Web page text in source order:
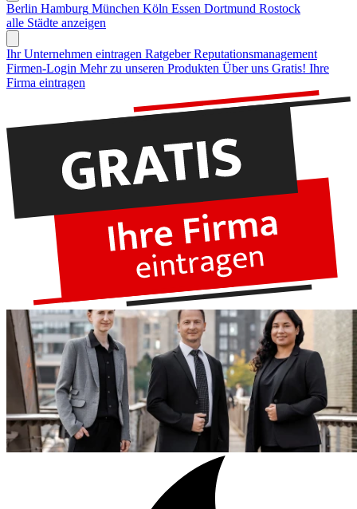
Berlin Hamburg München Köln Essen Dortmund Rostock
alle Städte anzeigen
Ihr Unternehmen eintragen Ratgeber Reputationsmanagement
Firmen-Login Mehr zu unseren Produkten Über uns Gratis! Ihre
Firma eintragen